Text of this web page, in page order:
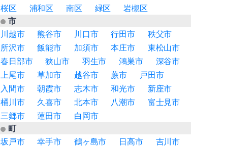
桜区
浦和区 南区 緑区
岩槻区
市
川越市
熊谷市 川口市 行田市
秩父市
所沢市
飯能市 加須市 本庄市
東松山市
春日部市
狭山市 羽生市 鴻巣市
深谷市
上尾市
草加市 越谷市 蕨市
戸田市
入間市
朝霞市 志木市 和光市
新座市
桶川市
久喜市 北本市 八潮市
富士見市
三郷市
蓮田市
白岡市
町
坂戸市
幸手市 鶴ヶ島市 日高市
吉川市